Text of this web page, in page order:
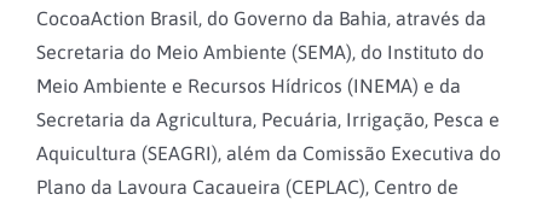
CocoaAction Brasil, do Governo da Bahia, através da
Secretaria do Meio Ambiente (SEMA), do Instituto do
Meio Ambiente e Recursos Hídricos (INEMA) e da
Secretaria da Agricultura, Pecuária, Irrigação, Pesca e
Aquicultura (SEAGRI), além da Comissão Executiva do
Plano da Lavoura Cacaueira (CEPLAC), Centro de